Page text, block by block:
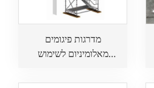
מדרגות פיגומים
מאלומיניום לשימוש